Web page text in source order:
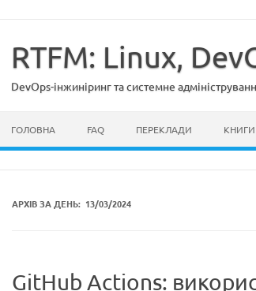
вмістуRTFM: Linux,
DevOps-інжиніринг та системне
ГОЛОВНА FAQ ПЕРЕКЛАДИ КНИГИ
АРХІВ ЗА ДЕНЬ: 13/03/2024
GitHub Actions: